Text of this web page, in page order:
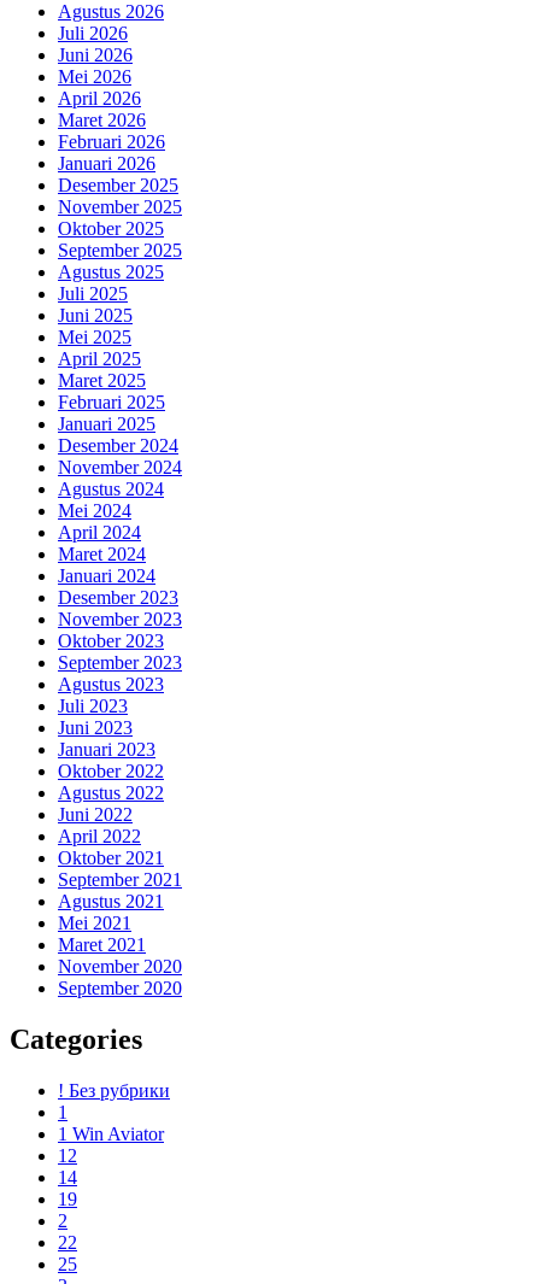
Agustus 2026
Juli 2026
Juni 2026
Mei 2026
April 2026
Maret 2026
Februari 2026
Januari 2026
Desember 2025
November 2025
Oktober 2025
September 2025
Agustus 2025
Juli 2025
Juni 2025
Mei 2025
April 2025
Maret 2025
Februari 2025
Januari 2025
Desember 2024
November 2024
Agustus 2024
Mei 2024
April 2024
Maret 2024
Januari 2024
Desember 2023
November 2023
Oktober 2023
September 2023
Agustus 2023
Juli 2023
Juni 2023
Januari 2023
Oktober 2022
Agustus 2022
Juni 2022
April 2022
Oktober 2021
September 2021
Agustus 2021
Mei 2021
Maret 2021
November 2020
September 2020
Categories
! Без рубрики
1
1 Win Aviator
12
14
19
2
22
25